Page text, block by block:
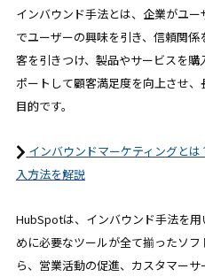
インバウンド手法とは、企業がユ
でユーザーの興味を引き、信頼関
客を引きつけ、製品やサービスを
ポートして顧客満足度を向上させ
目的です。
インバウンドマーケティングと
入方法を解説
HubSpotは、インバウンド手法を
めに必要なツールが全て揃ったソ
ら、営業活動の促進、カスタマー